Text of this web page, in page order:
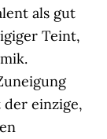
als gut
Teint,
einzige,